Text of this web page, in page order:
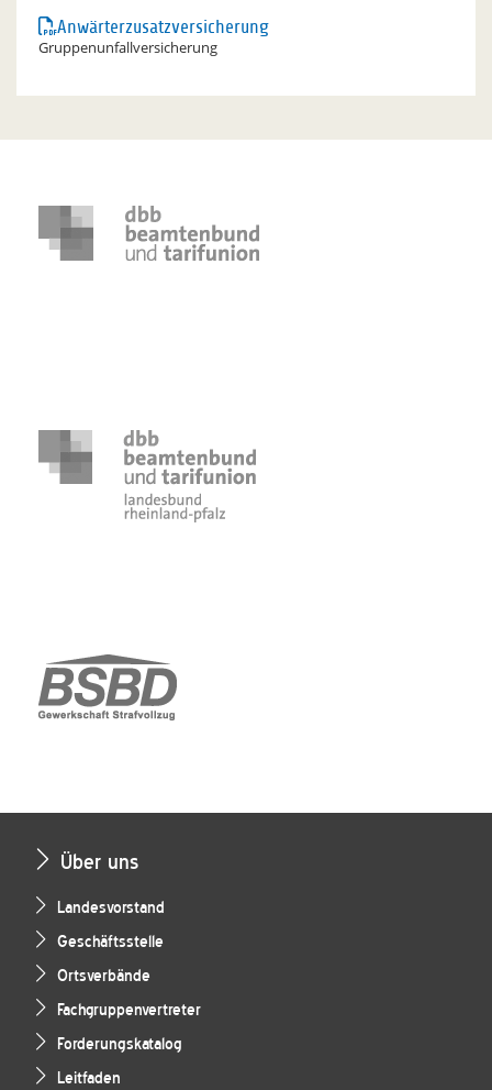
Anwärterzusatzversicherung
Gruppenunfallversicherung
Über uns
Landesvorstand
Geschäftsstelle
Ortsverbände
Fachgruppenvertreter
Forderungskatalog
Leitfaden